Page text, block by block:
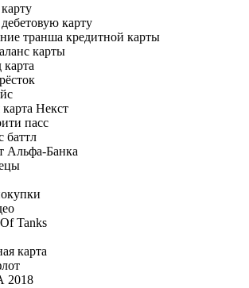
дебетовую карту
транша кредитной карты
карты
карта
Некст
пасс
баттл
Альфа-Банка
Tanks
карта
2018